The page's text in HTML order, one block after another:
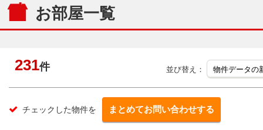
お部屋一覧
231件 並び替え：
チェックした物件を まとめてお問い合わせする